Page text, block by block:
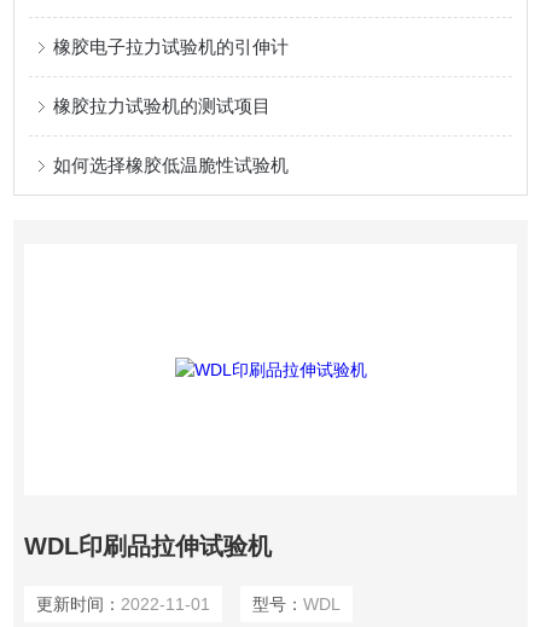
橡胶电子拉力试验机的引伸计
橡胶拉力试验机的测试项目
如何选择橡胶低温脆性试验机
WDL印刷品拉伸试验机
更新时间： 2022-11-01 型号： WDL